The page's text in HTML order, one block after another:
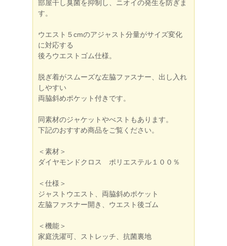
部屋干し臭菌を抑制し、ニオイの発生を防ぎま
す。
ウエスト５cmのアジャスト分量がサイズ変化
に対応する
後ろウエストゴム仕様。
脱ぎ着がスムーズな左脇ファスナー、出し入れ
しやすい
両脇斜めポケット付きです。
同素材のジャケットやべストもあります。
下記のおすすめ商品をご覧ください。
＜素材＞
ダイヤモンドクロス ポリエステル１００％
＜仕様＞
ジャストウエスト、両脇斜めポケット
左脇ファスナー開き、ウエスト後ゴム
＜機能＞
家庭洗濯可、ストレッチ、抗菌裏地